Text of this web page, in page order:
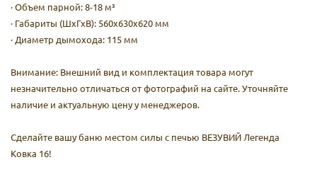
· Объем парной: 8-18 м³
· Габариты (ШхГхВ): 560х630х620 мм
· Диаметр дымохода: 115 мм
Внимание: Внешний вид и комплектация товара могут
незначительно отличаться от фотографий на сайте. Уточняйте
наличие и актуальную цену у менеджеров.
Сделайте вашу баню местом силы с печью ВЕЗУВИЙ Легенда
Ковка 16!